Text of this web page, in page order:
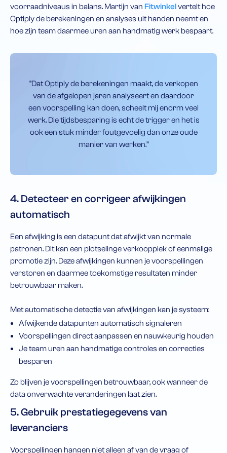
voorraadniveaus in balans. Martijn van Fitwinkelvertelt hoe
Optiply de berekeningen en analyses uit handen neemt en
hoe zijn team daarmee uren aan handmatig werk bespaart.
‘’Dat Optiply de berekeningen maakt, de verkopen
van de afgelopen jaren analyseert en daardoor
een voorspelling kan doen, scheelt mij enorm veel
werk. Die tijdsbesparing is echt de trigger en het is
ook een stuk minder foutgevoelig dan onze oude
manier van werken.”
4. Detecteer en corrigeer afwijkingen
automatisch
Een afwijking is een datapunt dat afwijkt van normale
patronen. Dit kan een plotselinge verkooppiek of eenmalige
promotie zijn. Deze afwijkingen kunnen je voorspellingen
verstoren en daarmee toekomstige resultaten minder
betrouwbaar maken.
Met automatische detectie van afwijkingen kan je systeem:
Afwijkende datapunten automatisch signaleren
Voorspellingen direct aanpassen en nauwkeurig houden
Je team uren aan handmatige controles en correcties
besparen
Zo blijven je voorspellingen betrouwbaar, ook wanneer de
data onverwachte veranderingen laat zien.
5. Gebruik prestatiegegevens van
leveranciers
Voorspellingen hangen niet alleen af van de vraag of